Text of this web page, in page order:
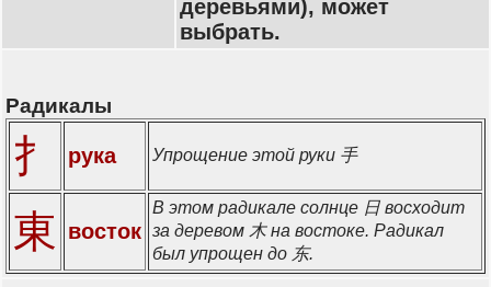
деревьями), может
выбрать.
Радикалы
扌 рука Упрощение этой руки 手
東 восток
В этом радикале солнце 日 восходит
за деревом 木 на востоке. Радикал
был упрощен до 东.